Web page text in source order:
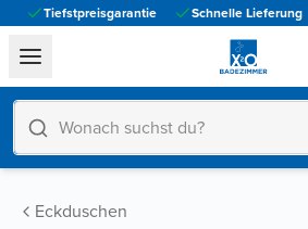
Tiefstpreisgarantie Schnelle Lieferung
general.navigation.toggle_menu.label
Eckduschen